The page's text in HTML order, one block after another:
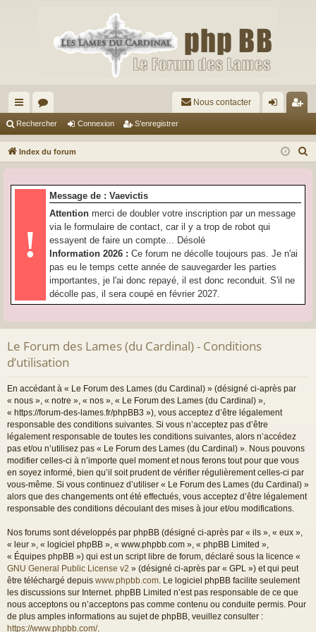
cc
ès
pi
or
u
s
Nous contacter
ne
on
nr
ist
Rechercher Connexion S’enregistrer
Index du forum
!
Message de : Vaevictis
Attention merci de doubler votre inscription par un message
via le formulaire de contact, car il y a trop de robot qui
essayent de faire un compte... Désolé
Information 2026 : Ce forum ne décolle toujours pas. Je n'ai
pas eu le temps cette année de sauvegarder les parties
importantes, je l'ai donc repayé, il est donc reconduit. S'il ne
décolle pas, il sera coupé en février 2027.
Le Forum des Lames (du Cardinal) - Conditions
d’utilisation
En accédant à « Le Forum des Lames (du Cardinal) » (désigné ci-après par
« nous », « notre », « nos », « Le Forum des Lames (du Cardinal) »,
« https://forum-des-lames.fr/phpBB3 »), vous acceptez d’être légalement
responsable des conditions suivantes. Si vous n’acceptez pas d’être
légalement responsable de toutes les conditions suivantes, alors n’accédez
pas et/ou n’utilisez pas « Le Forum des Lames (du Cardinal) ». Nous pouvons
modifier celles-ci à n’importe quel moment et nous ferons tout pour que vous
en soyez informé, bien qu’il soit prudent de vérifier régulièrement celles-ci par
vous-même. Si vous continuez d’utiliser « Le Forum des Lames (du Cardinal) »
alors que des changements ont été effectués, vous acceptez d’être légalement
responsable des conditions découlant des mises à jour et/ou modifications.
Nos forums sont développés par phpBB (désigné ci-après par « ils », « eux »,
« leur », « logiciel phpBB », « www.phpbb.com », « phpBB Limited »,
« Équipes phpBB ») qui est un script libre de forum, déclaré sous la licence «
GNU General Public License v2 » (désigné ci-après par « GPL ») et qui peut
être téléchargé depuis www.phpbb.com. Le logiciel phpBB facilite seulement
les discussions sur Internet. phpBB Limited n’est pas responsable de ce que
nous acceptons ou n’acceptons pas comme contenu ou conduite permis. Pour
de plus amples informations au sujet de phpBB, veuillez consulter :
https://www.phpbb.com/.